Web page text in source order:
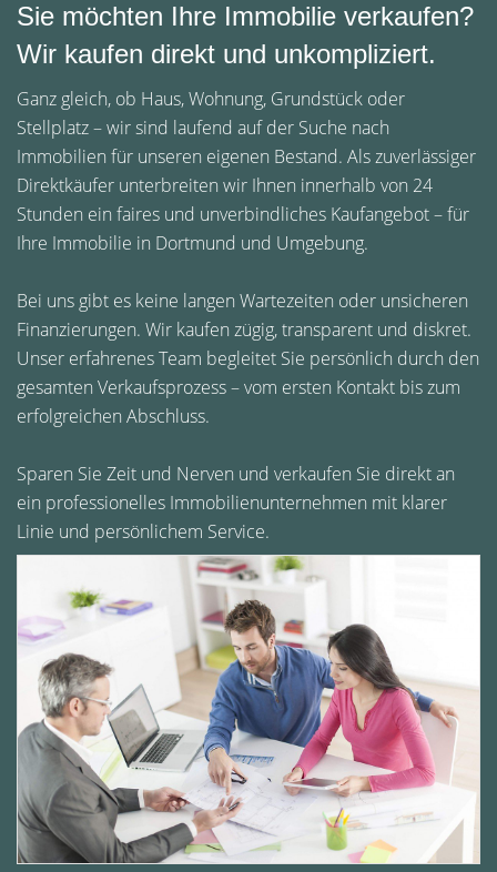
Sie möchten Ihre Immobilie verkaufen?
Wir kaufen direkt und unkompliziert.
Ganz gleich, ob Haus, Wohnung, Grundstück oder
Stellplatz – wir sind laufend auf der Suche nach
Immobilien für unseren eigenen Bestand. Als zuverlässiger
Direktkäufer unterbreiten wir Ihnen innerhalb von 24
Stunden ein faires und unverbindliches Kaufangebot – für
Ihre Immobilie in Dortmund und Umgebung.
Bei uns gibt es keine langen Wartezeiten oder unsicheren
Finanzierungen. Wir kaufen zügig, transparent und diskret.
Unser erfahrenes Team begleitet Sie persönlich durch den
gesamten Verkaufsprozess – vom ersten Kontakt bis zum
erfolgreichen Abschluss.
Sparen Sie Zeit und Nerven und verkaufen Sie direkt an
ein professionelles Immobilienunternehmen mit klarer
Linie und persönlichem Service.